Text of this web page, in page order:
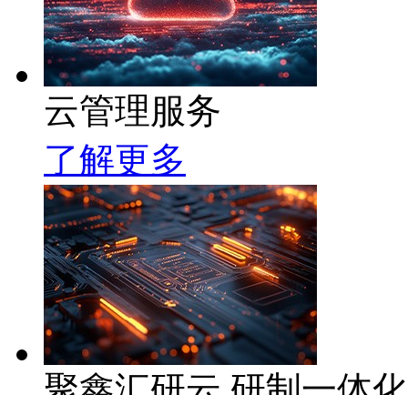
云管理服务
了解更多